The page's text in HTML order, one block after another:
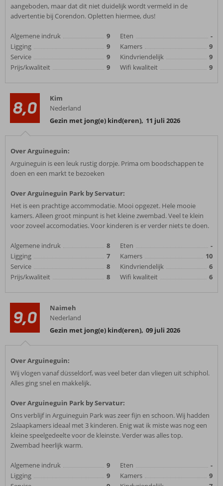
aangeboden, maar dat dit niet duidelijk wordt vermeld in de
advertentie bij Corendon. Opletten hiermee, dus!
Algemene indruk
9
Ligging
9
Service
9
Prijs/kwaliteit
9
Eten
-
Kamers
9
Kindvriendelijk
9
Wifi kwaliteit
9
8,0
Kim
Nederland
Gezin met jong(e) kind(eren), 11 juli 2026
Over Arguineguin:
Arguineguin is een leuk rustig dorpje. Prima om boodschappen te
doen en een markt te bezoeken
Over Arguineguin Park by Servatur:
Het is een prachtige accommodatie. Mooi opgezet. Hele mooie
kamers. Alleen groot minpunt is het kleine zwembad. Veel te klein
voor zoveel accomodaties. Voor kinderen is er verder niets te doen.
Algemene indruk
8
Ligging
7
Service
8
Prijs/kwaliteit
8
Eten
-
Kamers
10
Kindvriendelijk
6
Wifi kwaliteit
6
9,0
Naimeh
Nederland
Gezin met jong(e) kind(eren), 09 juli 2026
Over Arguineguin:
Wij vlogen vanaf düsseldorf, was veel beter dan vliegen uit schiphol.
Alles ging snel en makkelijk.
Over Arguineguin Park by Servatur:
Ons verblijf in Arguineguin Park was zeer fijn en schoon. Wij hadden
2slaapkamers ideaal met 3 kinderen. Enig wat ik miste was nog een
kleine speelgedeelte voor de kleinste. Verder was alles top.
Zwembad heerlijk warm.
Algemene indruk
9
Ligging
9
Eten
-
Kamers
9